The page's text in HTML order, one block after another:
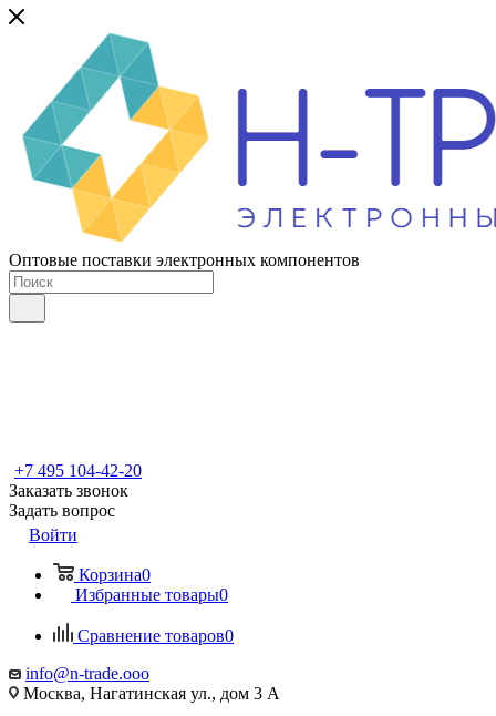
Оптовые поставки электронных компонентов
+7 495 104-42-20
Заказать звонок
Задать вопрос
Войти
Корзина0
Избранные товары0
Сравнение товаров0
info@n-trade.ooo
Москва, Нагатинская ул., дом 3 А